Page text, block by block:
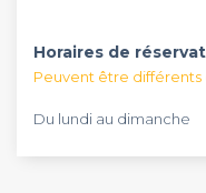
Horaires de
Peuvent être différents
Du lundi au dimanche